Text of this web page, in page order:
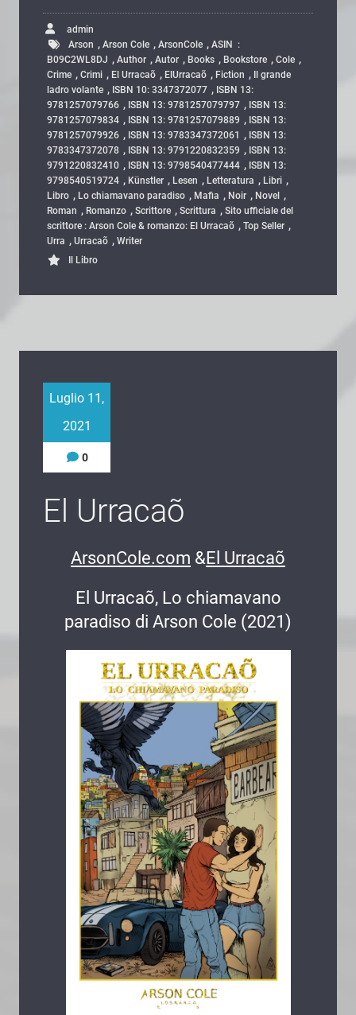
admin
Arson , Arson Cole , ArsonCole , ASIN ‏ : ‎
B09C2WL8DJ , Author , Autor , Books , Bookstore , Cole ,
Crime , Crimi , El Urracaõ , ElUrracaõ , Fiction ,
Il grande
ladro volante , ISBN 10: 3347372077 , ISBN 13:
9781257079766 , ISBN 13: 9781257079797 , ISBN 13:
9781257079834 , ISBN 13: 9781257079889 , ISBN 13:
9781257079926 , ISBN 13: 9783347372061 , ISBN 13:
9783347372078 , ISBN 13: 9791220832359 , ISBN 13:
9791220832410 , ISBN 13: 9798540477444 , ISBN 13:
9798540519724 , Künstler , Lesen , Letteratura , Libri ,
Libro , Lo chiamavano paradiso , Mafia , Noir , Novel ,
Roman , Romanzo , Scrittore , Scrittura , Sito ufficiale del
scrittore : Arson Cole & romanzo: El Urracaõ , Top Seller ,
Urra , Urracaõ , Writer
Il Libro
Luglio 11,
2021
0
El Urracaõ
ArsonCole.com &El Urracaõ
El Urracaõ, Lo chiamavano
paradiso di Arson Cole (2021)